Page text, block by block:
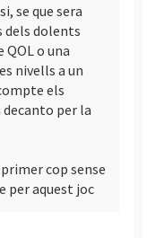
se que sera
dels dolents
QOL o una
nivells a un
els
decanto per la
cop sense
per aquest joc